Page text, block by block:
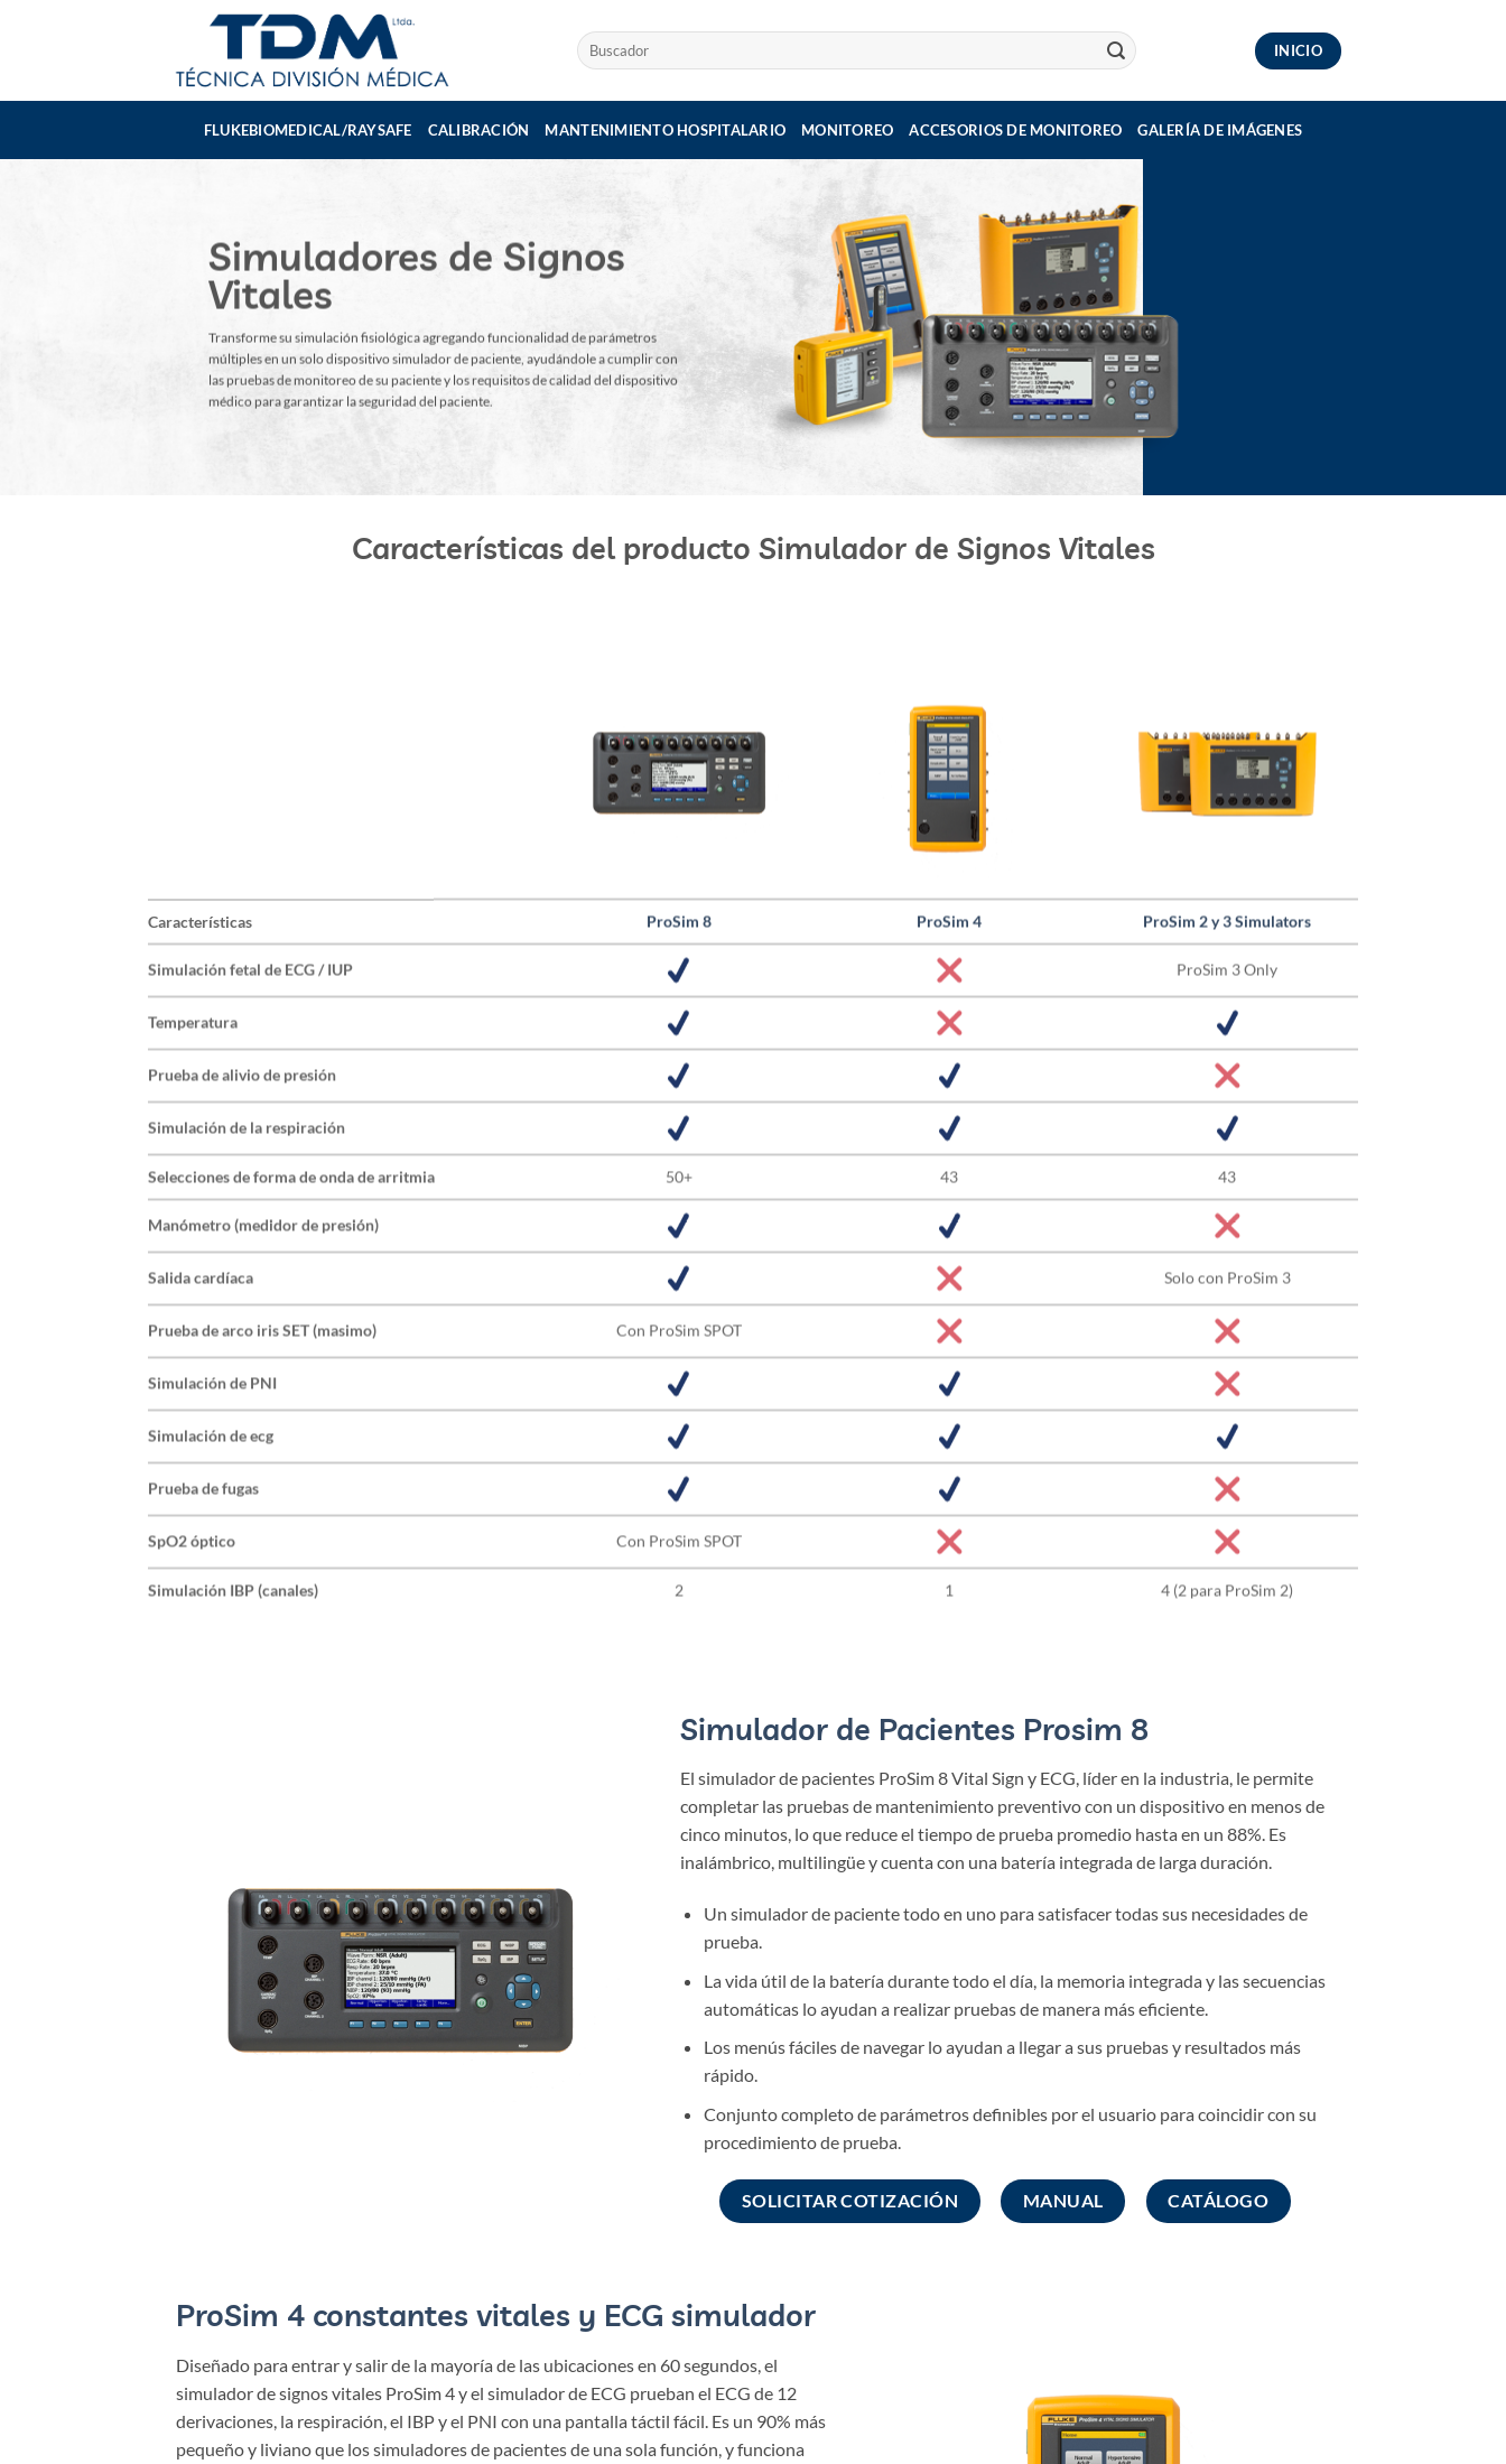
Buscar
por:
INICIO
FLUKEBIOMEDICAL/RAYSAFE CALIBRACIÓN MANTENIMIENTO HOSPITALARIO MONITOREO ACCESORIOS DE MONITOREO GALERÍA DE IMÁGENES
Simuladores de Signos
Vitales
Transforme su simulación fisiológica agregando funcionalidad de parámetros
múltiples en un solo dispositivo simulador de paciente, ayudándole a cumplir con
las pruebas de monitoreo de su paciente y los requisitos de calidad del dispositivo
médico para garantizar la seguridad del paciente.
Características del producto Simulador de Signos Vitales
Características ProSim 8 ProSim 4 ProSim 2 y 3 Simulators
Simulación fetal de ECG / IUP ProSim 3 Only
Temperatura
Prueba de alivio de presión
Simulación de la respiración
Selecciones de forma de onda de arritmia 50+ 43 43
Manómetro (medidor de presión)
Salida cardíaca Solo con ProSim 3
Prueba de arco iris SET (masimo) Con ProSim SPOT
Simulación de PNI
Simulación de ecg
Prueba de fugas
SpO2 óptico Con ProSim SPOT
Simulación IBP (canales) 2 1 4 (2 para ProSim 2)
Simulador de Pacientes Prosim 8
El simulador de pacientes ProSim 8 Vital Sign y ECG, líder en la industria, le permite
completar las pruebas de mantenimiento preventivo con un dispositivo en menos de
cinco minutos, lo que reduce el tiempo de prueba promedio hasta en un 88%. Es
inalámbrico, multilingüe y cuenta con una batería integrada de larga duración.
Un simulador de paciente todo en uno para satisfacer todas sus necesidades de
prueba.
La vida útil de la batería durante todo el día, la memoria integrada y las secuencias
automáticas lo ayudan a realizar pruebas de manera más eficiente.
Los menús fáciles de navegar lo ayudan a llegar a sus pruebas y resultados más
rápido.
Conjunto completo de parámetros definibles por el usuario para coincidir con su
procedimiento de prueba.
SOLICITAR COTIZACIÓN MANUAL CATÁLOGO
ProSim 4 constantes vitales y ECG simulador
Diseñado para entrar y salir de la mayoría de las ubicaciones en 60 segundos, el
simulador de signos vitales ProSim 4 y el simulador de ECG prueban el ECG de 12
derivaciones, la respiración, el IBP y el PNI con una pantalla táctil fácil. Es un 90% más
pequeño y liviano que los simuladores de pacientes de una sola función, y funciona